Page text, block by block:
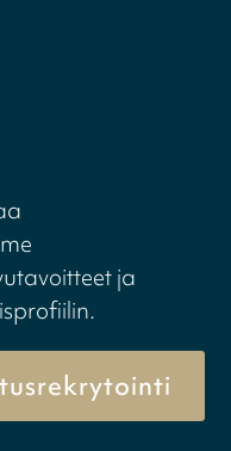
ja